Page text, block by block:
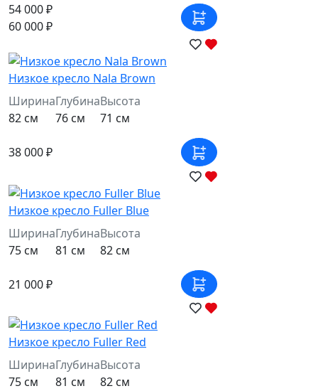
54 000 ₽
60 000 ₽
Низкое кресло Nala Brown
Ширина
82 см
Глубина
76 см
Высота
71 см
38 000 ₽
Низкое кресло Fuller Blue
Ширина
75 см
Глубина
81 см
Высота
82 см
21 000 ₽
Низкое кресло Fuller Red
Ширина
75 см
Глубина
81 см
Высота
82 см